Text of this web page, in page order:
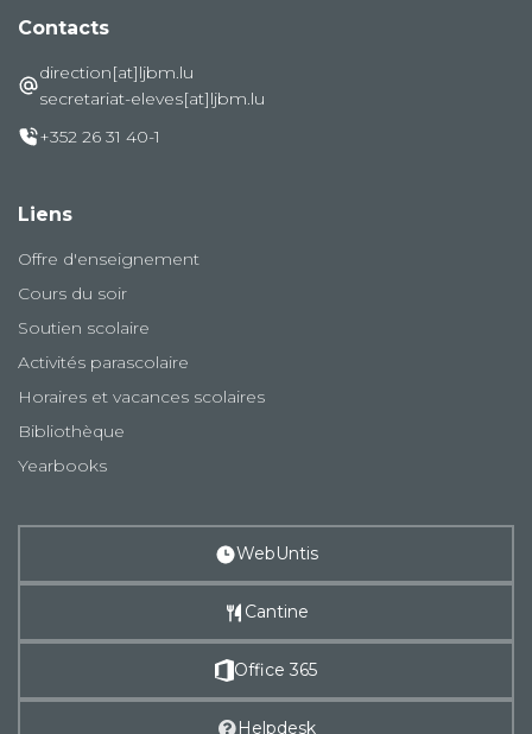
Contacts
direction[at]ljbm.lu
secretariat-eleves[at]ljbm.lu
+352 26 31 40-1
Liens
Offre d'enseignement
Cours du soir
Soutien scolaire
Activités parascolaire
Horaires et vacances scolaires
Bibliothèque
Yearbooks
WebUntis
Cantine
Office 365
Helpdesk